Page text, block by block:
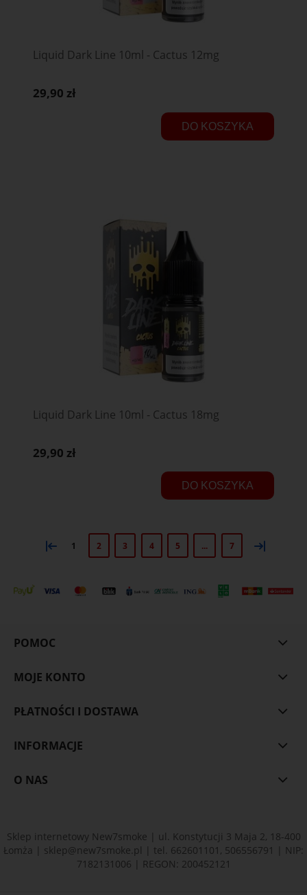
Liquid Dark Line 10ml - Cactus 12mg
29,90 zł
DO KOSZYKA
Liquid Dark Line 10ml - Cactus 18mg
29,90 zł
DO KOSZYKA
« 1 2 3 4 5 ... 7 »
POMOC
MOJE KONTO
PŁATNOŚCI I DOSTAWA
INFORMACJE
O NAS
Sklep internetowy New7smoke | ul. Konstytucji 3 Maja 2, 18-400
Łomża | sklep@new7smoke.pl | tel. 662601101 , 506556791
| NIP:
7182131006 | REGON: 200452121